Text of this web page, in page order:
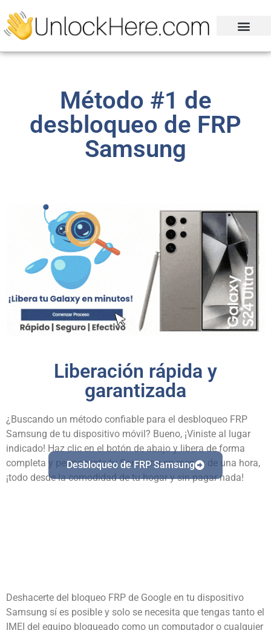
Método #1 de
desbloqueo de FRP
Samsung
Liberación rápida y
garantizada
¿Buscando un método confiable para el desbloqueo FRP
Samsung de tu dispositivo móvil? Bueno, ¡Viniste al lugar
indicado! Haz clic en el botón de abajo y libera de forma
completa y permanente tu Samsung en menos de una hora,
¡todo desde la comodidad de tu hogar y sin pagar nada!
Desbloqueo de FRP Samsung
Deshacerte del bloqueo FRP de Google en tu dispositivo
Samsung sí es posible y solo se necesita que tengas tanto el
IMEI del equipo bloqueado como un computador o cualquier